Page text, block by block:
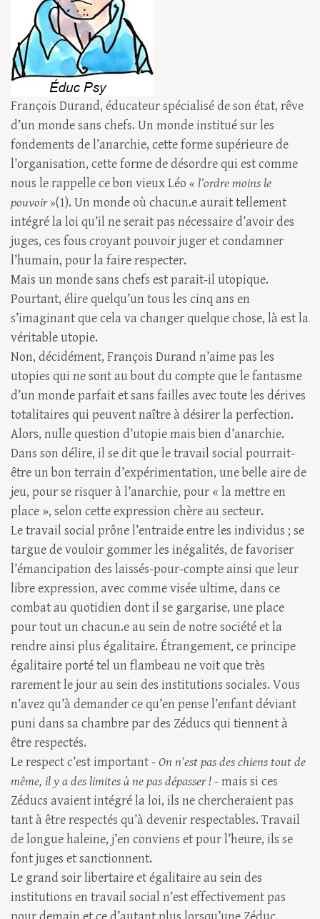
François Durand, éducateur spécialisé de son état, rêve
d’un monde sans chefs. Un monde institué sur les
fondements de l’anarchie, cette forme supérieure de
l’organisation, cette forme de désordre qui est comme
nous le rappelle ce bon vieux Léo « l’ordre moins le
pouvoir »(1). Un monde où chacun.e aurait tellement
intégré la loi qu’il ne serait pas nécessaire d’avoir des
juges, ces fous croyant pouvoir juger et condamner
l’humain, pour la faire respecter.
Mais un monde sans chefs est parait-il utopique.
Pourtant, élire quelqu’un tous les cinq ans en
s’imaginant que cela va changer quelque chose, là est la
véritable utopie.
Non, décidément, François Durand n’aime pas les
utopies qui ne sont au bout du compte que le fantasme
d’un monde parfait et sans failles avec toute les dérives
totalitaires qui peuvent naître à désirer la perfection.
Alors, nulle question d’utopie mais bien d’anarchie.
Dans son délire, il se dit que le travail social pourrait-
être un bon terrain d’expérimentation, une belle aire de
jeu, pour se risquer à l’anarchie, pour « la mettre en
place », selon cette expression chère au secteur.
Le travail social prône l’entraide entre les individus ; se
targue de vouloir gommer les inégalités, de favoriser
l’émancipation des laissés-pour-compte ainsi que leur
libre expression, avec comme visée ultime, dans ce
combat au quotidien dont il se gargarise, une place
pour tout un chacun.e au sein de notre société et la
rendre ainsi plus égalitaire. Étrangement, ce principe
égalitaire porté tel un flambeau ne voit que très
rarement le jour au sein des institutions sociales. Vous
n’avez qu’à demander ce qu’en pense l’enfant déviant
puni dans sa chambre par des Zéducs qui tiennent à
être respectés.
Le respect c’est important -On n’est pas des chiens tout de
même, il y a des limites à ne pas dépasser !- mais si ces
Zéducs avaient intégré la loi, ils ne chercheraient pas
tant à être respectés qu’à devenir respectables. Travail
de longue haleine, j’en conviens et pour l’heure, ils se
font juges et sanctionnent.
Le grand soir libertaire et égalitaire au sein des
institutions en travail social n’est effectivement pas